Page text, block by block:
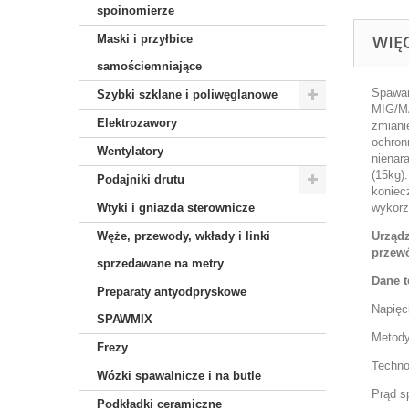
spoinomierze
Maski i przyłbice
samościemniające
Szybki szklane i poliwęglanowe
Elektrozawory
Wentylatory
Podajniki drutu
Wtyki i gniazda sterownicze
Węże, przewody, wkłady i linki
sprzedawane na metry
Preparaty antyodpryskowe
SPAWMIX
Frezy
Wózki spawalnicze i na butle
Podkładki ceramiczne
MIG/
Dane
Prąd